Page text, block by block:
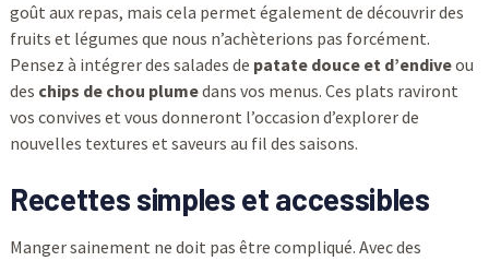
goût aux repas, mais cela permet également de découvrir des
fruits et légumes que nous n’achèterions pas forcément.
Pensez à intégrer des salades de patate douce et d’endiveou
des chips de chou plumedans vos menus. Ces plats raviront
vos convives et vous donneront l’occasion d’explorer de
nouvelles textures et saveurs au fil des saisons.
Recettes simples et accessibles
Manger sainement ne doit pas être compliqué. Avec des